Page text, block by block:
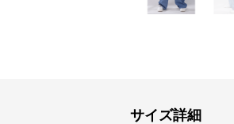
サイズ詳細